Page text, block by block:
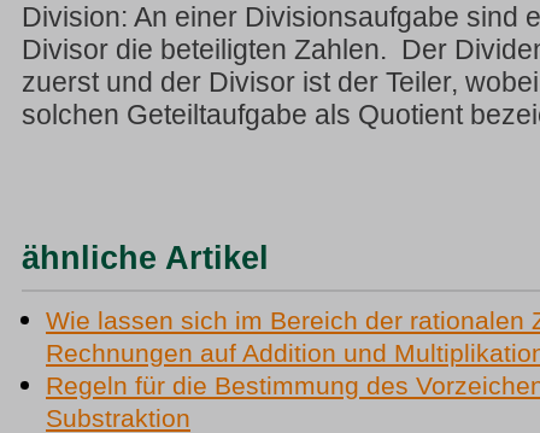
Division: An einer Divisionsaufgabe sind
Divisor die beteiligten Zahlen. Der
zuerst und der Divisor ist der Teiler,
solchen Geteiltaufgabe als Quotient
ähnliche Artikel
Wie lassen sich im Bereich der rationalen
Rechnungen auf Addition und
Regeln für die Bestimmung des
Substraktion